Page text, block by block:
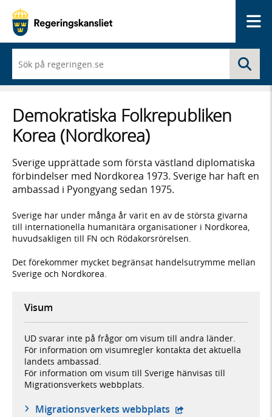
du
börjar
skriva
framträder
en
lista
sökförslag
Demokratiska Folkrepubliken
Korea (Nordkorea)
Sverige upprättade som första västland diplomatiska
förbindelser med Nordkorea 1973. Sverige har haft en
ambassad i Pyongyang sedan 1975.
Sverige har under många år varit en av de största givarna
till internationella humanitära organisationer i Nordkorea,
huvudsakligen till FN och Rödakorsrörelsen.
Det förekommer mycket begränsat handelsutrymme mellan
Sverige och Nordkorea.
Visum
UD svarar inte på frågor om visum till andra länder.
För information om visumregler kontakta det aktuella
landets ambassad.
För information om visum till Sverige hänvisas till
Migrationsverkets webbplats.
Migrationsverkets webbplats - öppnas i ny flik,